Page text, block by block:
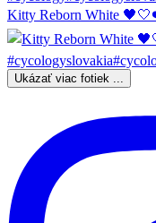
Kitty Reborn White
Ukázať viac fotiek ...